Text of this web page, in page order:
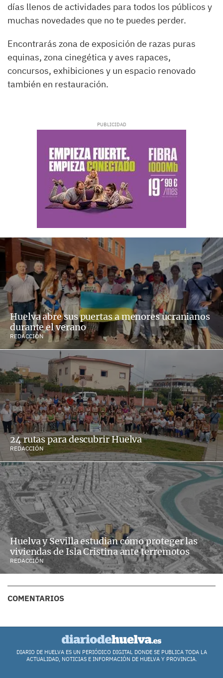
días llenos de actividades para todos los públicos y
muchas novedades que no te puedes perder.
Encontrarás zona de exposición de razas puras
equinas, zona cinegética y aves rapaces,
concursos, exhibiciones y un espacio renovado
también en restauración.
Huelva abre sus puertas a menores ucranianos
durante el verano
REDACCIÓN
24 rutas para descubrir Huelva
REDACCIÓN
Huelva y Sevilla estudian cómo proteger las
viviendas de Isla Cristina ante terremotos
REDACCIÓN
COMENTARIOS
DIARIO DE HUELVA ES UN PERIÓDICO DIGITAL DONDE SE PUBLICA TODA LA
ACTUALIDAD, NOTICIAS E INFORMACIÓN DE HUELVA Y PROVINCIA.